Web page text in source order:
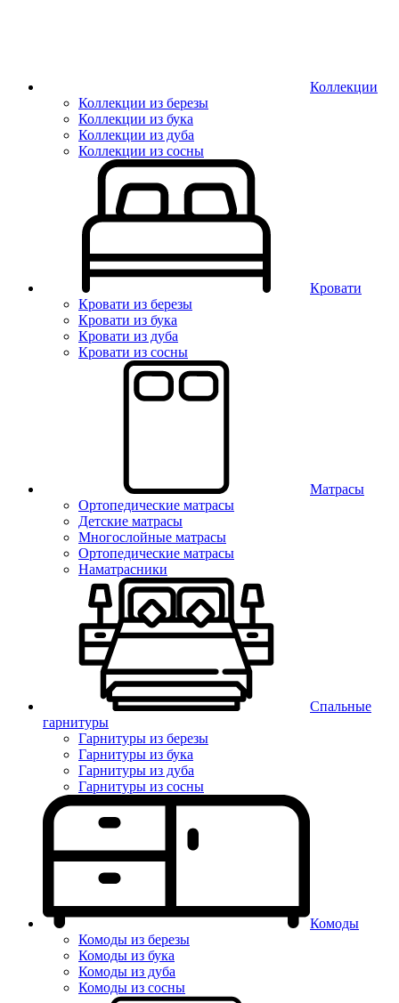
Коллекции
Коллекции из березы
Коллекции из бука
Коллекции из дуба
Коллекции из сосны
Кровати
Кровати из березы
Кровати из бука
Кровати из дуба
Кровати из сосны
Матрасы
Ортопедические матрасы
Детские матрасы
Многослойные матрасы
Ортопедические матрасы
Наматрасники
Спальные
гарнитуры
Гарнитуры из березы
Гарнитуры из бука
Гарнитуры из дуба
Гарнитуры из сосны
Комоды
Комоды из березы
Комоды из бука
Комоды из дуба
Комоды из сосны